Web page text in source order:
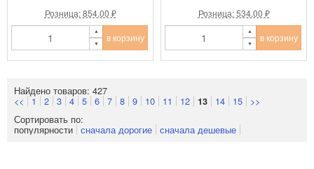
Розница: 854.00 ₽
в корзину
Розница: 534.00 ₽
в корзину
Найдено товаров: 427
<< 1 2 3 4 5 6 7 8 9 10 11 12 13 14 15
>>
Сортировать по:
популярности сначала дорогие сначала дешевые